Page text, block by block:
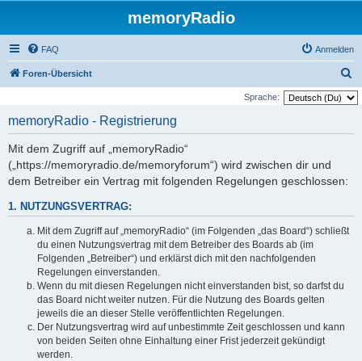
memoryRadio
FAQ Anmelden
Foren-Übersicht
u
Sprache:
memoryRadio - Registrierung
Mit dem Zugriff auf „memoryRadio“
(„https://memoryradio.de/memoryforum“) wird zwischen dir und
dem Betreiber ein Vertrag mit folgenden Regelungen geschlossen:
1. NUTZUNGSVERTRAG:
Mit dem Zugriff auf „memoryRadio“ (im Folgenden „das Board“) schließt
du einen Nutzungsvertrag mit dem Betreiber des Boards ab (im
Folgenden „Betreiber“) und erklärst dich mit den nachfolgenden
Regelungen einverstanden.
Wenn du mit diesen Regelungen nicht einverstanden bist, so darfst du
das Board nicht weiter nutzen. Für die Nutzung des Boards gelten
jeweils die an dieser Stelle veröffentlichten Regelungen.
Der Nutzungsvertrag wird auf unbestimmte Zeit geschlossen und kann
von beiden Seiten ohne Einhaltung einer Frist jederzeit gekündigt
werden.